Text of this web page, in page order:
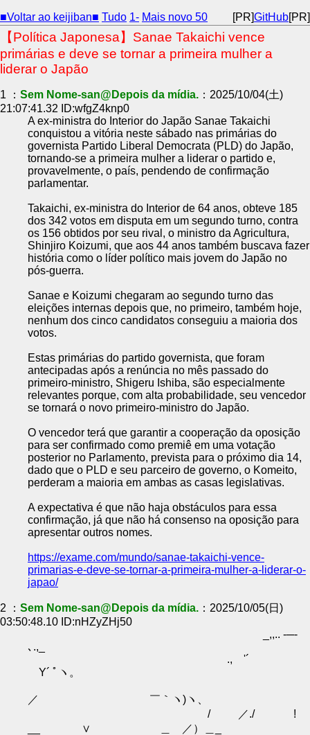
■Voltar ao keijiban■ Tudo 1- Mais novo 50 [PR]GitHub[PR]
【Política Japonesa】Sanae Takaichi vence
primárias e deve se tornar a primeira mulher a
liderar o Japão
1 ： Sem Nome-san@Depois da mídia. ：2025/10/04(土)
21:07:41.32 ID:wfgZ4knp0
A ex-ministra do Interior do Japão Sanae Takaichi
conquistou a vitória neste sábado nas primárias do
governista Partido Liberal Democrata (PLD) do Japão,
tornando-se a primeira mulher a liderar o partido e,
provavelmente, o país, pendendo de confirmação
parlamentar.
Takaichi, ex-ministra do Interior de 64 anos, obteve 185
dos 342 votos em disputa em um segundo turno, contra
os 156 obtidos por seu rival, o ministro da Agricultura,
Shinjiro Koizumi, que aos 44 anos também buscava fazer
história como o líder político mais jovem do Japão no
pós-guerra.
Sanae e Koizumi chegaram ao segundo turno das
eleições internas depois que, no primeiro, também hoje,
nenhum dos cinco candidatos conseguiu a maioria dos
votos.
Estas primárias do partido governista, que foram
antecipadas após a renúncia no mês passado do
primeiro-ministro, Shigeru Ishiba, são especialmente
relevantes porque, com alta probabilidade, seu vencedor
se tornará o novo primeiro-ministro do Japão.
O vencedor terá que garantir a cooperação da oposição
para ser confirmado como premiê em uma votação
posterior no Parlamento, prevista para o próximo dia 14,
dado que o PLD e seu parceiro de governo, o Komeito,
perderam a maioria em ambas as casas legislativas.
A expectativa é que não haja obstáculos para essa
confirmação, já que não há consenso na oposição para
apresentar outros nomes.
https://exame.com/mundo/sanae-takaichi-vence-
primarias-e-deve-se-tornar-a-primeira-mulher-a-liderar-o-
japao/
2 ： Sem Nome-san@Depois da mídia. ：2025/10/05(日)
03:50:48.10 ID:nHZyZHj50
_,,.. -─-
､.,_
., '´
Y´ ﾟヽ。
／ ￣｀ヽ)ヽ、
/ ／./ !
__ ∨ ＿ ／）＿_